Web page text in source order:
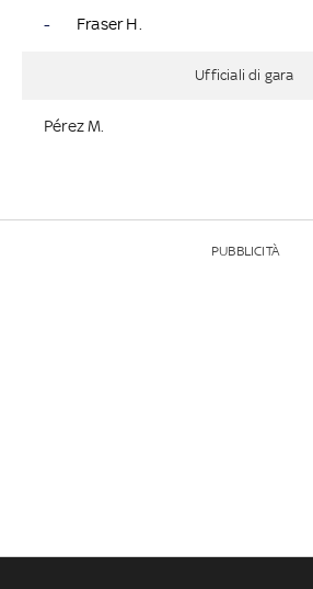
- Fraser H.
Ufficiali di gara
Pérez M.
PUBBLICITÀ